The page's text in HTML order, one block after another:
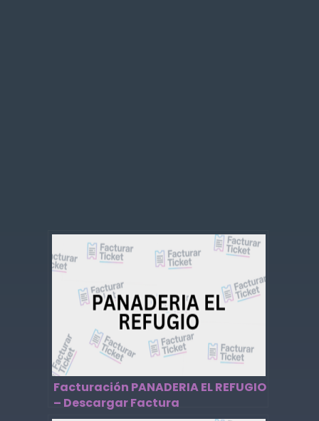
Facturación PANADERIA EL REFUGIO
– Descargar Factura